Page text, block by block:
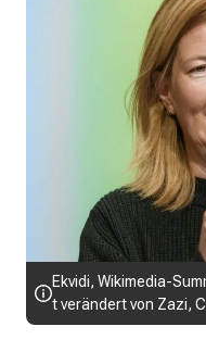
Ekvidi, Wikimedia-
t verändert von Zazi,